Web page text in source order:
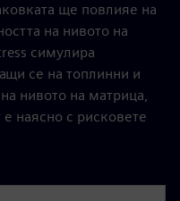
ще повлияе на
на нивото на
симулира
се на топлинни и
нивото на матрица,
наясно с рисковете